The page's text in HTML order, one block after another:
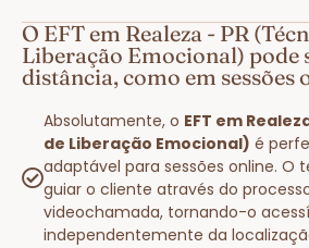
O EFT em Realeza - PR
Liberação Emocional) pode
distância, como em sessões
Absolutamente, o EFT em
de Liberação Emocional) é
adaptável para sessões online. O
guiar o cliente através do
videochamada, tornando-o
independentemente da